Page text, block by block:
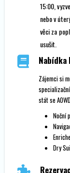
15:00,
nebo v
věci za
usušit.
Zájemci si
stát se
Noční
Dry